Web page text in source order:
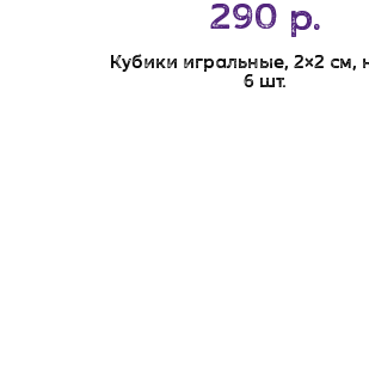
290 р.
Кубики игральные, 2×2 см,
6 шт.